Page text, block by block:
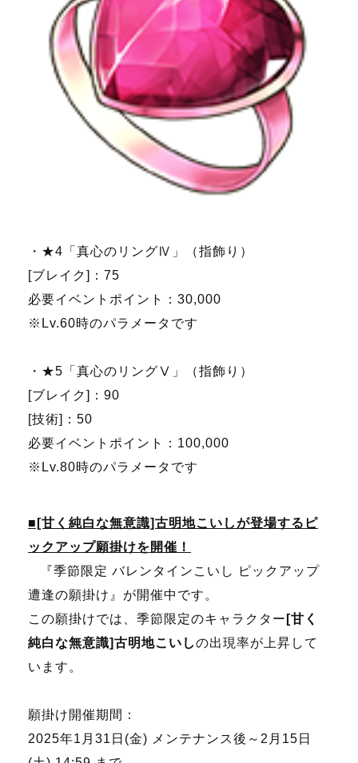
・★4「真心のリングⅣ」（指飾り）
[ブレイク]：75
必要イベントポイント：30,000
※Lv.60時のパラメータです
・★5「真心のリングⅤ」（指飾り）
[ブレイク]：90
[技術]：50
必要イベントポイント：100,000
※Lv.80時のパラメータです
■[甘く純白な無意識]古明地こいしが登場するピ
ックアップ願掛けを開催！
『季節限定 バレンタインこいし ピックアップ
遭逢の願掛け』が開催中です。
この願掛けでは、季節限定のキャラクター [甘く
純白な無意識]古明地こいしの出現率が上昇して
います。
願掛け開催期間：
2025年1月31日(金) メンテナンス後～2月15日